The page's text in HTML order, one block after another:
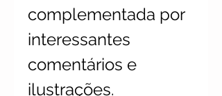
complementada por
interessantes
comentários e
ilustrações.